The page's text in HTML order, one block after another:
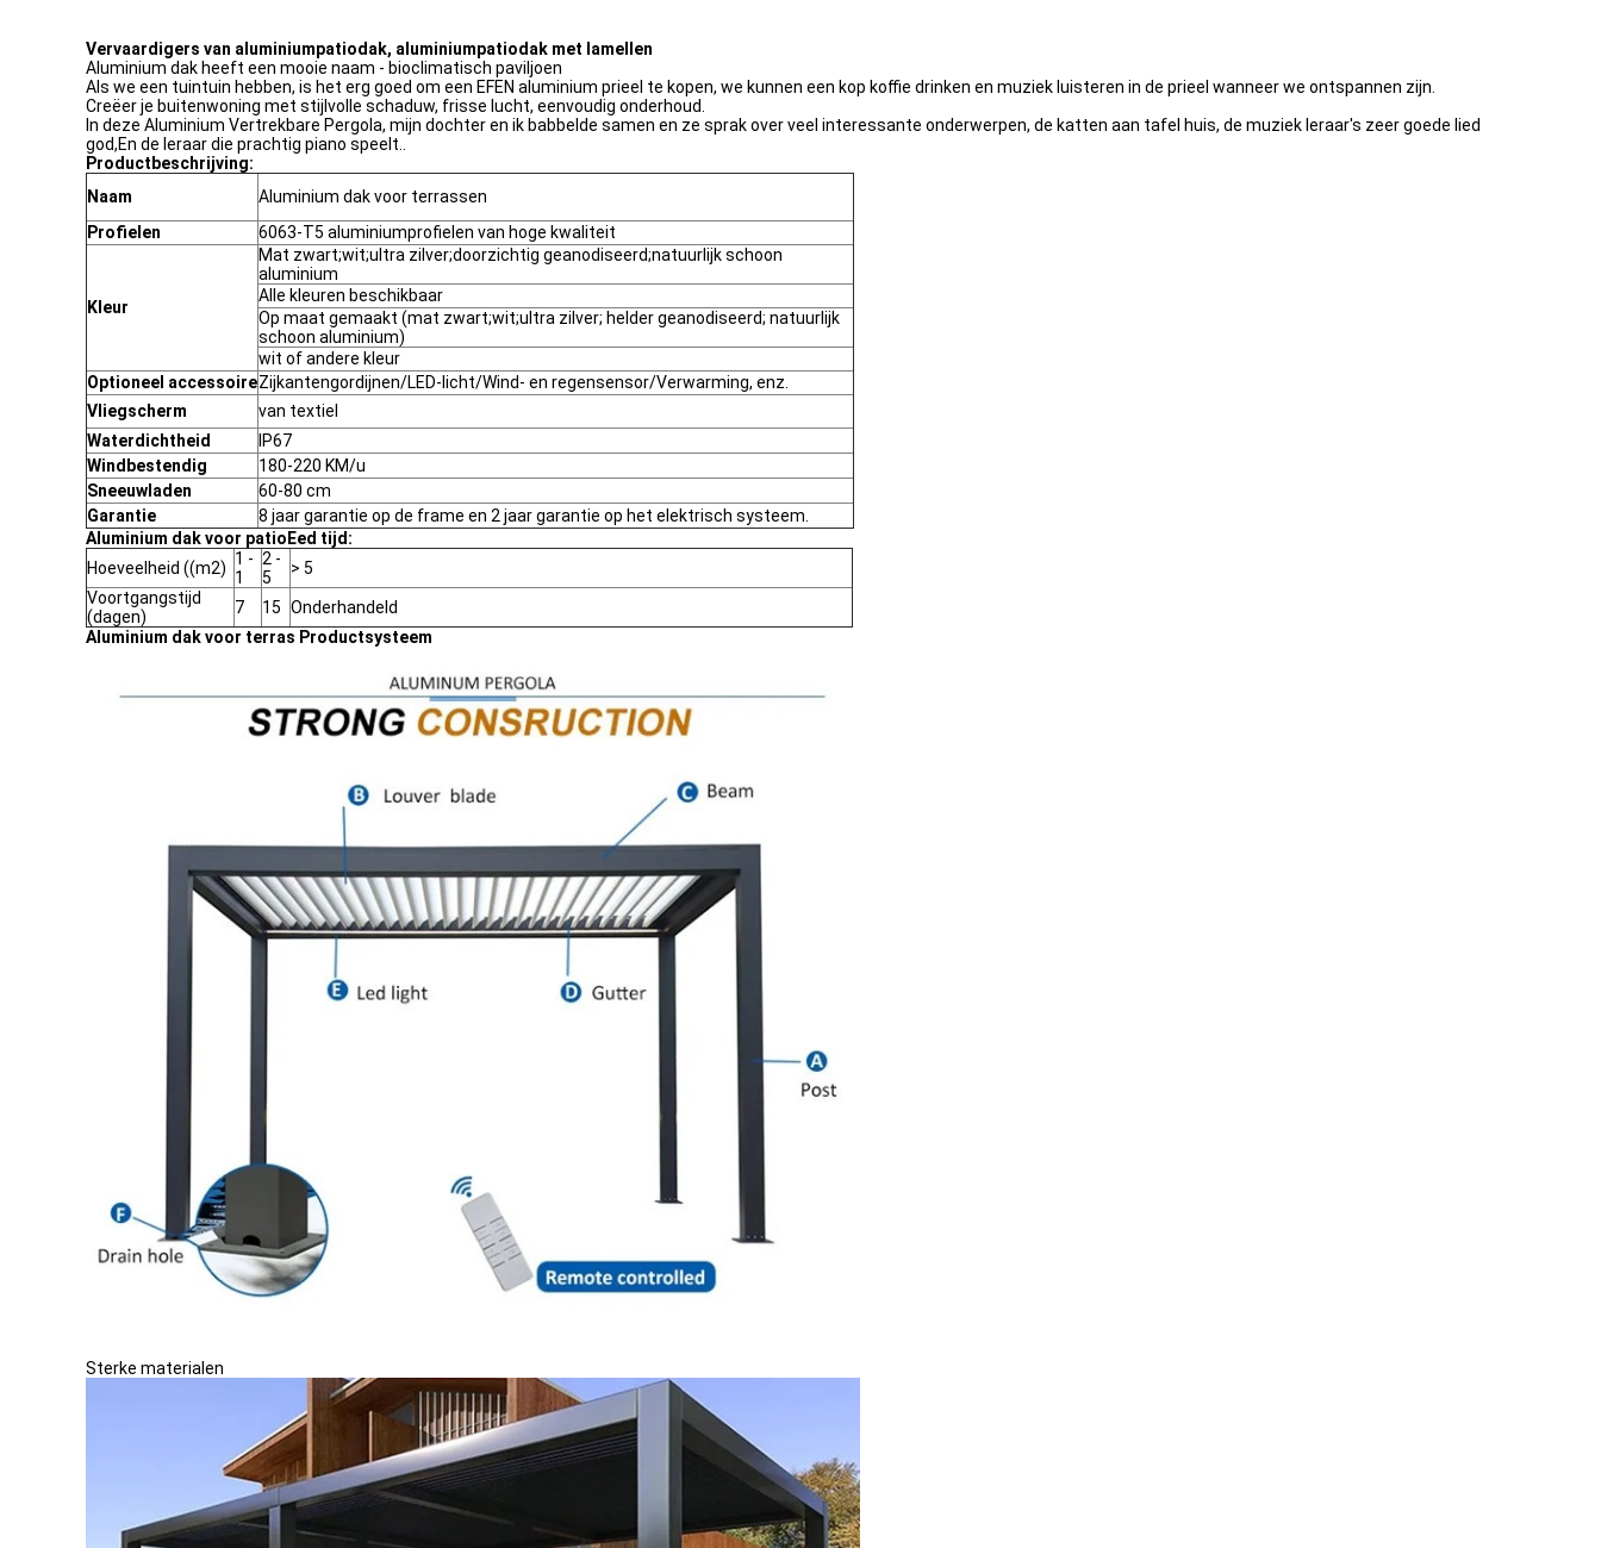
Vervaardigers van aluminiumpatiodak, aluminiumpatiodak met lamellen
Aluminium dak heeft een mooie naam - bioclimatisch paviljoen
Als we een tuintuin hebben, is het erg goed om een EFEN aluminium prieel te kopen, we kunnen een kop koffie drinken en muziek luisteren in de prieel wanneer we ontspannen zijn.
Creëer je buitenwoning met stijlvolle schaduw, frisse lucht, eenvoudig onderhoud.
In deze Aluminium Vertrekbare Pergola, mijn dochter en ik babbelde samen en ze sprak over veel interessante onderwerpen, de katten aan tafel huis, de muziek leraar's zeer goede lied
god,En de leraar die prachtig piano speelt..
Productbeschrijving:
Naam
Aluminium dak voor terrassen
Profielen
6063-T5 aluminiumprofielen van hoge kwaliteit
Kleur
Mat zwart;wit;ultra zilver;doorzichtig geanodiseerd;natuurlijk schoon
aluminium
Alle kleuren beschikbaar
Op maat gemaakt (mat zwart;wit;ultra zilver; helder geanodiseerd; natuurlijk
schoon aluminium)
wit of andere kleur
Optioneel accessoireZijkantengordijnen/LED-licht/Wind- en regensensor/Verwarming, enz.
Vliegscherm
van textiel
Waterdichtheid
IP67
Windbestendig
180-220 KM/u
Sneeuwladen
60-80 cm
Garantie
8 jaar garantie op de frame en 2 jaar garantie op het elektrisch systeem.
Aluminium dak voor patio Eed tijd:
Hoeveelheid ((m2) 1 -
1
2 -
5
> 5
Voortgangstijd
(dagen)
7 15 Onderhandeld
Aluminium dak voor terras Productsysteem
Sterke materialen